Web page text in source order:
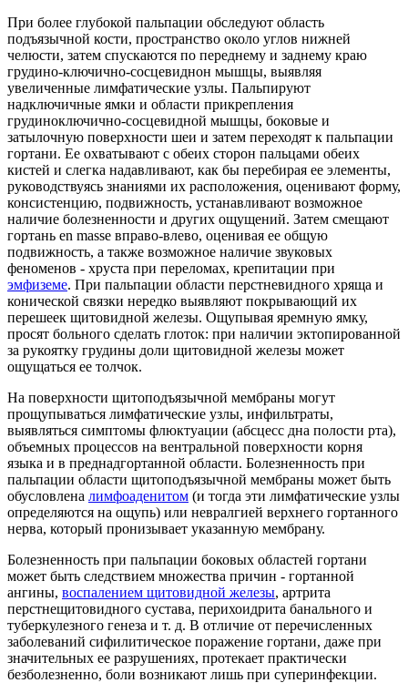
При более глубокой пальпации обследуют область
подъязычной кости, пространство около углов нижней
челюсти, затем спускаются по переднему и заднему краю
грудино-ключично-сосцевиднон мышцы, выявляя
увеличенные лимфатические узлы. Пальпируют
надключичные ямки и области прикрепления
грудиноключично-сосцевидной мышцы, боковые и
затылочную поверхности шеи и затем переходят к пальпации
гортани. Ее охватывают с обеих сторон пальцами обеих
кистей и слегка надавливают, как бы перебирая ее элементы,
руководствуясь знаниями их расположения, оценивают форму,
консистенцию, подвижность, устанавливают возможное
наличие болезненности и других ощущений. Затем смещают
гортань en masse вправо-влево, оценивая ее общую
подвижность, а также возможное наличие звуковых
феноменов - хруста при переломах, крепитации при
эмфиземе. При пальпации области перстневидного хряща и
конической связки нередко выявляют покрывающий их
перешеек щитовидной железы. Ощупывая яремную ямку,
просят больного сделать глоток: при наличии эктопированной
за рукоятку грудины доли щитовидной железы может
ощущаться ее толчок.
На поверхности щитоподъязычной мембраны могут
прощупываться лимфатические узлы, инфильтраты,
выявляться симптомы флюктуации (абсцесс дна полости рта),
объемных процессов на вентральной поверхности корня
языка и в преднадгортанной области. Болезненность при
пальпации области щитоподъязычной мембраны может быть
обусловлена лимфоаденитом (и тогда эти лимфатические узлы
определяются на ощупь) или невралгией верхнего гортанного
нерва, который пронизывает указанную мембрану.
Болезненность при пальпации боковых областей гортани
может быть следствием множества причин - гортанной
ангины, воспалением щитовидной железы, артрита
перстнещитовидного сустава, перихоидрита банального и
туберкулезного генеза и т. д. В отличие от перечисленных
заболеваний сифилитическое поражение гортани, даже при
значительных ее разрушениях, протекает практически
безболезненно, боли возникают лишь при суперинфекции.